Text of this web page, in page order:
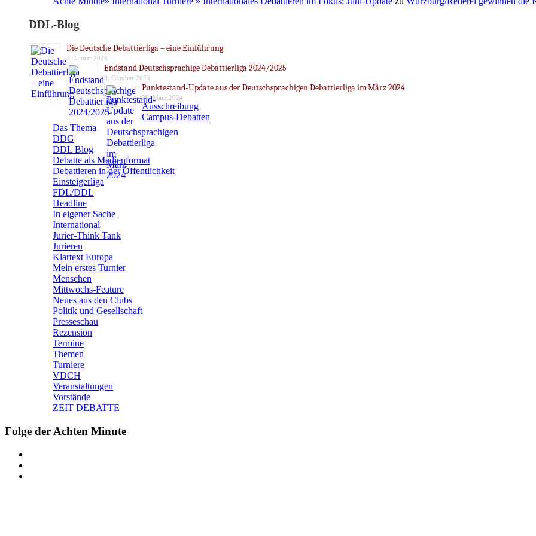
DDL-Blog
Die Deutsche Debattierliga – eine Einführung
7. Januar 2026
Endstand Deutschsprachige Debattierliga 2024/2025
8. Oktober 2025
Punktestand-Update aus der Deutschsprachigen Debattierliga im März 2024
20. März 2024
Ausschreibung
Campus-Debatten
Das Thema
DDG
DDL Blog
Debatte als Medienformat
Debattieren in der Öffentlichkeit
Einsteigerliga
FDL/DDL
Headline
In eigener Sache
International
Jurier-Think Tank
Jurieren
Klartext Europa
Mein erstes Turnier
Menschen
Mittwochs-Feature
Neues aus den Clubs
Politik und Gesellschaft
Presseschau
Rezension
Termine
Themen
Turniere
VDCH
Veranstaltungen
Vorstände
ZEIT DEBATTE
Folge der Achten Minute